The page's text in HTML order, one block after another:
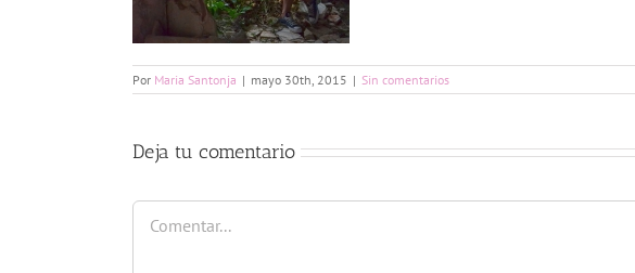
Por Maria Santonja | mayo 30th, 2015 | Sin comentarios
Deja tu comentario
Comentar